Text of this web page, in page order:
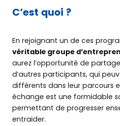
Découvrir
BGE
Créer
mon entreprise
C’est quoi ?
En rejoignant un de ces
véritable groupe
aurez l’opportunité de
d’autres participants, qui
différents dans leur parcours
échange est une formidable
permettant de progresser
entraider.